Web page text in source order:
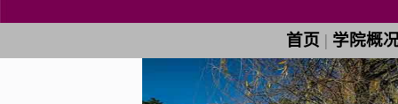
首页 | 学院概